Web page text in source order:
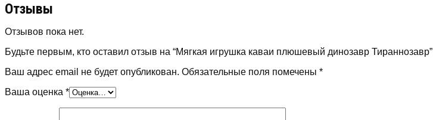
Отзывы
Отзывов пока нет.
Будьте первым, кто оставил отзыв на “Мягкая игрушка каваи плюшевый динозавр Тираннозавр”
Ваш адрес email не будет опубликован. Обязательные поля помечены *
Ваша оценка *